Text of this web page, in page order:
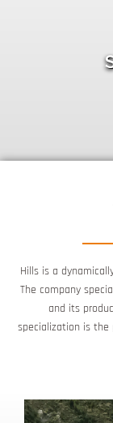
Hills is a
The company
and its
specialization is